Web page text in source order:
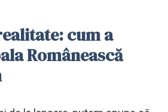
cum a
Românească